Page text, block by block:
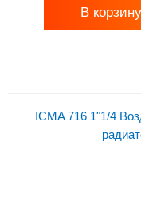
В корзину
ICMA 716 1"1/4